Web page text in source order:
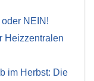
NEIN!
Heizzentralen
im Herbst: Die